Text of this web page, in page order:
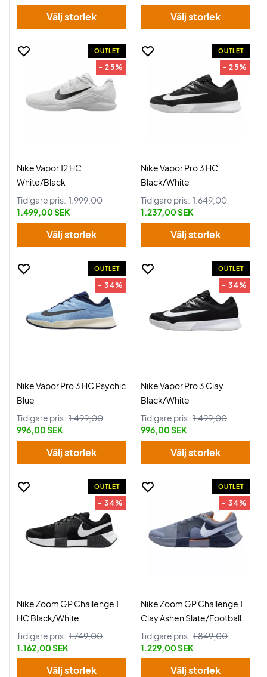
Välj storlek Välj storlek
OUTLET
- 25%
Nike Vapor 12 HC
White/Black
Tidigare pris: 1.999,00
1.499,00 SEK
Välj storlek
OUTLET
- 25%
Nike Vapor Pro 3 HC
Black/White
Tidigare pris: 1.649,00
1.237,00 SEK
Välj storlek
OUTLET
- 34%
Nike Vapor Pro 3 HC Psychic
Blue
Tidigare pris: 1.499,00
996,00 SEK
Välj storlek
OUTLET
- 34%
Nike Vapor Pro 3 Clay
Black/White
Tidigare pris: 1.499,00
996,00 SEK
Välj storlek
OUTLET
- 34%
Nike Zoom GP Challenge 1
HC Black/White
Tidigare pris: 1.749,00
1.162,00 SEK
Välj storlek
OUTLET
- 34%
Nike Zoom GP Challenge 1
Clay Ashen Slate/Football
Grey
Tidigare pris: 1.849,00
1.229,00 SEK
Välj storlek